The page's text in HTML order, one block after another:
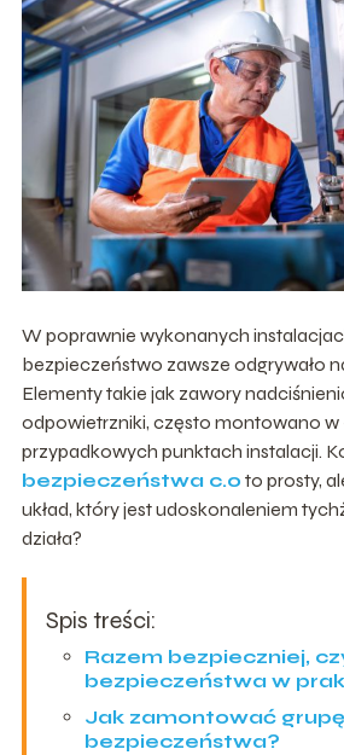
W poprawnie wykonanych
bezpieczeństwo zawsze odgrywało
Elementy takie jak zawory
odpowietrzniki, często montowano w
przypadkowych punktach instalacji.
bezpieczeństwa c.o to prosty,
układ, który jest udoskonaleniem
działa?
Spis treści:
Razem bezpieczniej,
bezpieczeństwa w
Jak zamontować grupę
bezpieczeństwa?